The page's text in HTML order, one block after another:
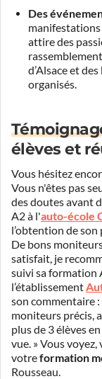
Des
manifestations
attire des
d’Alsace et
organisés.
élèves et
Vous hésitez
Vous n'êtes pas
des doutes avant
A2 à l'auto-école
l’obtention de
De bons
satisfait, je
suivi sa formation
l’établissement
son commentaire
moniteurs précis,
plus de 3 élèves
vue. » Vous
votreformation
Rousseau.